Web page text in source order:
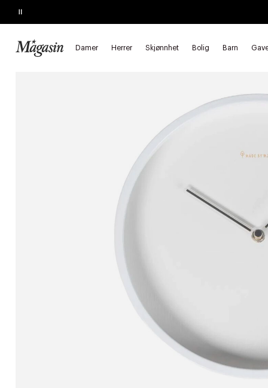
Pause
Damer Herrer Skjønnhet Bolig Barn
KJEMPETILBUD
Forside